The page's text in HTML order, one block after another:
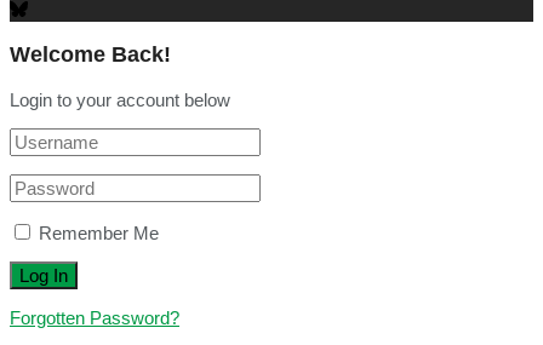
Welcome Back!
Login to your account below
Remember Me
Forgotten Password?